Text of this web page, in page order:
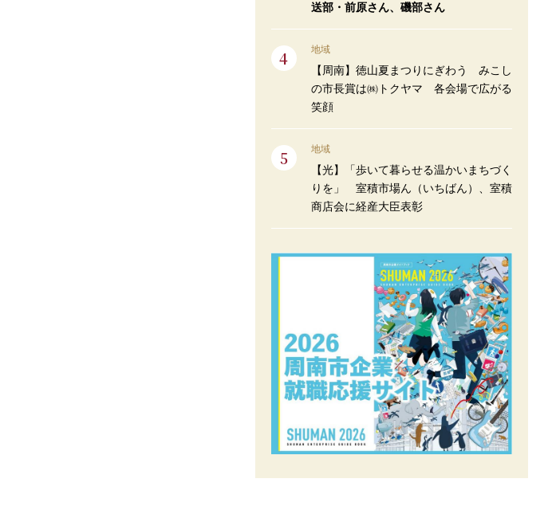
送部・前原さん、磯部さん
地域
【周南】徳山夏まつりにぎわう みこし
の市長賞は㈱トクヤマ 各会場で広がる
笑顔
地域
【光】「歩いて暮らせる温かいまちづく
りを」 室積市場ん（いちばん）、室積
商店会に経産大臣表彰